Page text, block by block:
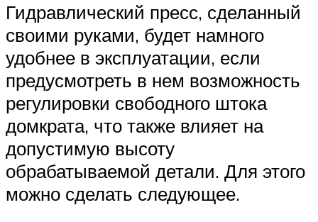
Гидравлический пресс, сделанный
своими руками, будет намного
удобнее в эксплуатации, если
предусмотреть в нем возможность
регулировки свободного штока
домкрата, что также влияет на
допустимую высоту
обрабатываемой детали. Для этого
можно сделать следующее.